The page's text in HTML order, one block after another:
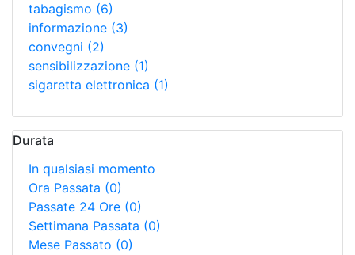
tabagismo (6)
informazione (3)
convegni (2)
sensibilizzazione (1)
sigaretta elettronica (1)
Durata
In qualsiasi momento
Ora Passata (0)
Passate 24 Ore (0)
Settimana Passata (0)
Mese Passato (0)